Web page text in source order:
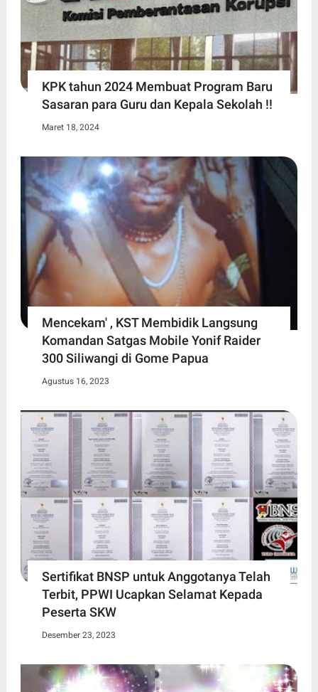
KPK tahun 2024 Membuat Program Baru
Sasaran para Guru dan Kepala Sekolah !!
Maret 18, 2024
Mencekam' , KST Membidik Langsung
Komandan Satgas Mobile Yonif Raider
300 Siliwangi di Gome Papua
Agustus 16, 2023
Sertifikat BNSP untuk Anggotanya Telah
Terbit, PPWI Ucapkan Selamat Kepada
Peserta SKW
Desember 23, 2023